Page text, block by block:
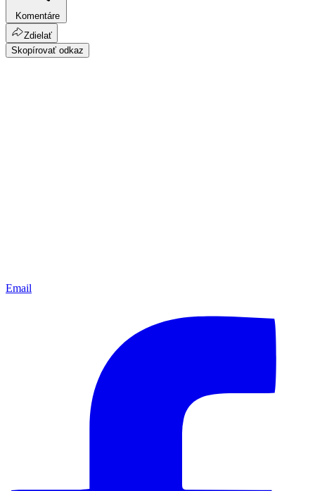
Komentáre
Zdielať
Skopírovať odkaz
Email